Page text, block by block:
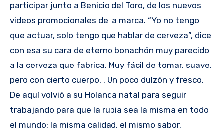
participar junto a Benicio del Toro, de los nuevos
videos promocionales de la marca. “Yo no tengo
que actuar, solo tengo que hablar de cerveza”, dice
con esa su cara de eterno bonachón muy parecido
a la cerveza que fabrica. Muy fácil de tomar, suave,
pero con cierto cuerpo, . Un poco dulzón y fresco.
De aquí volvió a su Holanda natal para seguir
trabajando para que la rubia sea la misma en todo
el mundo: la misma calidad, el mismo sabor.